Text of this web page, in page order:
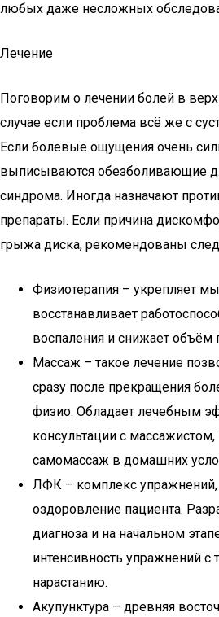
любых даже несложных
Лечение
Поговорим о лечении болей в
случае если проблема всё же с
Если болевые ощущения очень
выписываются обезболивающие
синдрома. Иногда назначают
препараты. Если причина
грыжа диска, рекомендованы
Физиотерапия – укрепляет
восстанавливает
воспаления и снижает объём
Массаж – такое лечение
сразу после прекращения
физио. Обладает лечебным
консультации с
самомассаж в домашних
ЛФК – комплекс
оздоровление пациента.
диагноза и на начальном
интенсивность упражнений с
нарастанию.
Акупунктура – древняя